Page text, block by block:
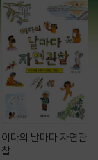
이다의 날마다 자연관
찰